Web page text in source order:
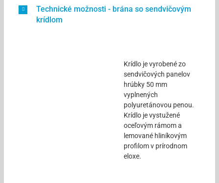
Technické možnosti - brána so sendvičovým
krídlom
Krídlo je vyrobené zo
sendvičových panelov
hrúbky 50 mm
vyplnených
polyuretánovou penou.
Krídlo je vystužené
oceľovým rámom a
lemované hliníkovým
profilom v prírodnom
eloxe.